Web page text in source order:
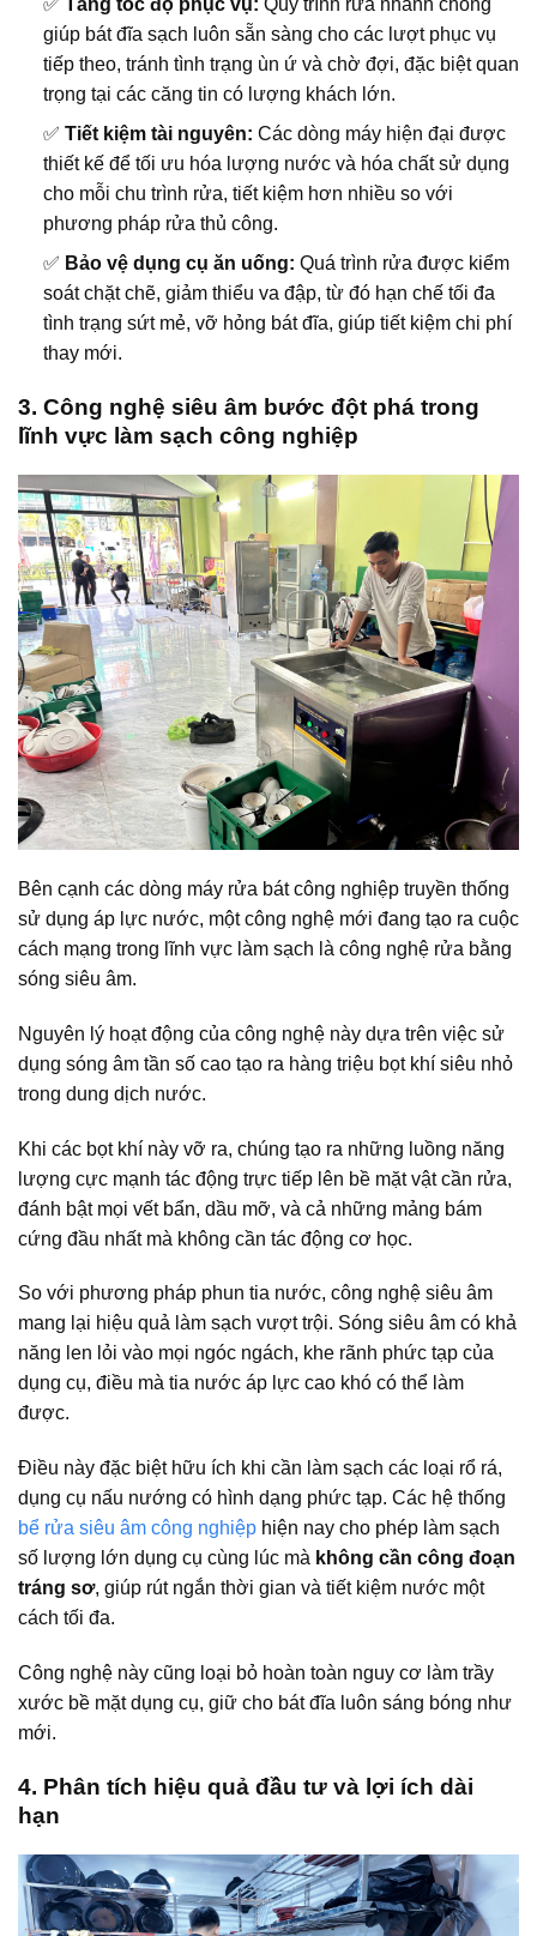
giúp bát đĩa sạch luôn sẵn sàng cho các lượt phục vụ
tiếp theo, tránh tình trạng ùn ứ và chờ đợi, đặc biệt quan
trọng tại các căng tin có lượng khách lớn.
✅ Tiết kiệm tài nguyên: Các dòng máy hiện đại được
thiết kế để tối ưu hóa lượng nước và hóa chất sử dụng
cho mỗi chu trình rửa, tiết kiệm hơn nhiều so với
phương pháp rửa thủ công.
✅ Bảo vệ dụng cụ ăn uống: Quá trình rửa được kiểm
soát chặt chẽ, giảm thiểu va đập, từ đó hạn chế tối đa
tình trạng sứt mẻ, vỡ hỏng bát đĩa, giúp tiết kiệm chi phí
thay mới.
3. Công nghệ siêu âm bước đột phá trong
lĩnh vực làm sạch công nghiệp
Bên cạnh các dòng máy rửa bát công nghiệp truyền thống
sử dụng áp lực nước, một công nghệ mới đang tạo ra cuộc
cách mạng trong lĩnh vực làm sạch là công nghệ rửa bằng
sóng siêu âm.
Nguyên lý hoạt động của công nghệ này dựa trên việc sử
dụng sóng âm tần số cao tạo ra hàng triệu bọt khí siêu nhỏ
trong dung dịch nước.
Khi các bọt khí này vỡ ra, chúng tạo ra những luồng năng
lượng cực mạnh tác động trực tiếp lên bề mặt vật cần rửa,
đánh bật mọi vết bẩn, dầu mỡ, và cả những mảng bám
cứng đầu nhất mà không cần tác động cơ học.
So với phương pháp phun tia nước, công nghệ siêu âm
mang lại hiệu quả làm sạch vượt trội. Sóng siêu âm có khả
năng len lỏi vào mọi ngóc ngách, khe rãnh phức tạp của
dụng cụ, điều mà tia nước áp lực cao khó có thể làm
được.
Điều này đặc biệt hữu ích khi cần làm sạch các loại rổ rá,
dụng cụ nấu nướng có hình dạng phức tạp. Các hệ thống
bể rửa siêu âm công nghiệp hiện nay cho phép làm sạch
số lượng lớn dụng cụ cùng lúc mà không cần công đoạn
tráng sơ, giúp rút ngắn thời gian và tiết kiệm nước một
cách tối đa.
Công nghệ này cũng loại bỏ hoàn toàn nguy cơ làm trầy
xước bề mặt dụng cụ, giữ cho bát đĩa luôn sáng bóng như
mới.
4. Phân tích hiệu quả đầu tư và lợi ích dài
hạn